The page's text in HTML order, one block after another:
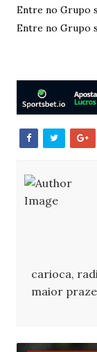
Entre no Grupo
Entre no Grupo
carioca,
maior